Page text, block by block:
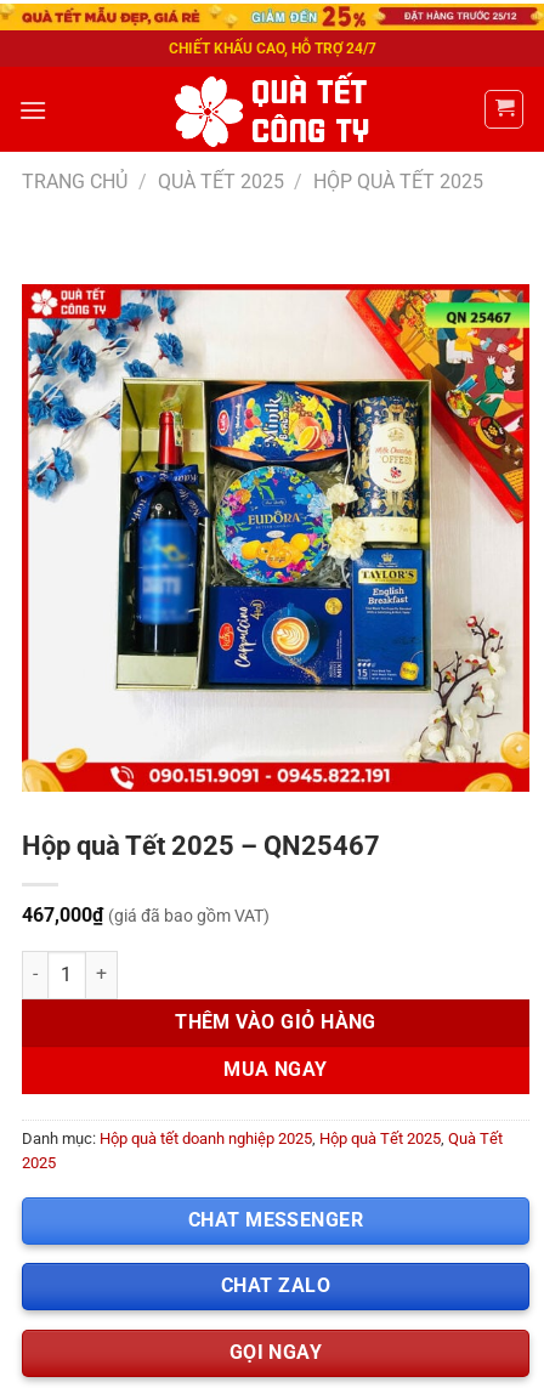
CHIẾT KHẤU CAO, HỖ TRỢ 24/7
TRANG CHỦ / QUÀ TẾT 2025 / HỘP QUÀ TẾT 2025
Hộp quà Tết 2025 – QN25467
467,000₫ (giá đã bao gồm VAT)
Hộp quà Tết 2025 - QN25467 số lượng
THÊM VÀO GIỎ HÀNG
MUA NGAY
Danh mục: Hộp quà tết doanh nghiệp 2025 Hộp quà Tết 2025 Quà Tết
2025
CHAT MESSENGER
CHAT ZALO
GỌI NGAY